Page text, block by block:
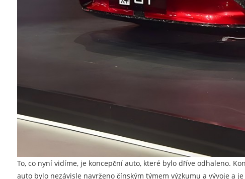
To, co nyní vidíme, je koncepční auto, které bylo dříve odhaleno.
auto bylo nezávisle navrženo čínským týmem výzkumu a vývoje a